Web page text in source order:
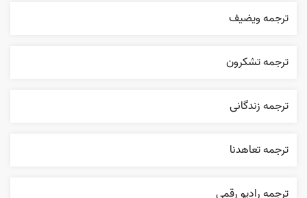
ترجمه ويضيف
ترجمه تشکرون
ترجمه زندگانی
ترجمه تعاهدنا
ترجمه راديو رقمي